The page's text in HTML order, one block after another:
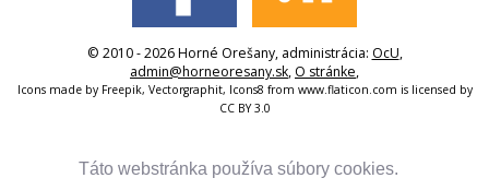
Táto webstránka používa súbory cookies.
© 2010 - 2026 Horné Orešany, administrácia: OcU,
admin@horneoresany.sk, O stránke,
Icons made by Freepik, Vectorgraphit, Icons8 from www.flaticon.com is licensed by
CC BY 3.0